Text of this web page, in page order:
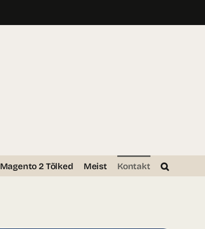
Magento 2 Tõlked Meist Kontakt